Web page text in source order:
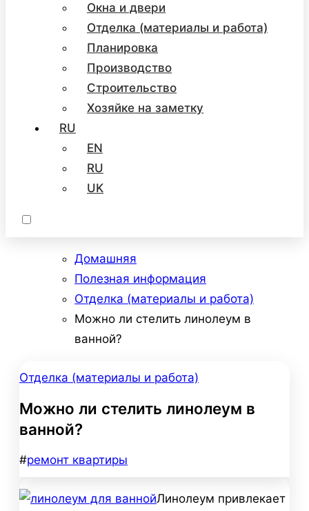
Окна и двери
Отделка (материалы и работа)
Планировка
Производство
Строительство
Хозяйке на заметку
RU
EN
RU
UK
Домашняя
Полезная информация
Отделка (материалы и работа)
Можно ли стелить линолеум в
ванной?
Отделка (материалы и работа)
Можно ли стелить линолеум в
ванной?
#ремонт квартиры
Линолеум привлекает